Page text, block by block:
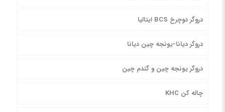
دروگر دوچرخ BCS ایتالیا
دروگر دیانا-یونجه چین دیانا
دروگر یونجه چین و گندم چین
چاله کن KHC